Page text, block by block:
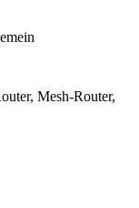
Mesh-Router,